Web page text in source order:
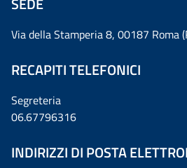
Via della Stamperia 8, 00187 Roma
RECAPITI TELEFONICI
Segreteria
06.67796316
INDIRIZZI DI POSTA